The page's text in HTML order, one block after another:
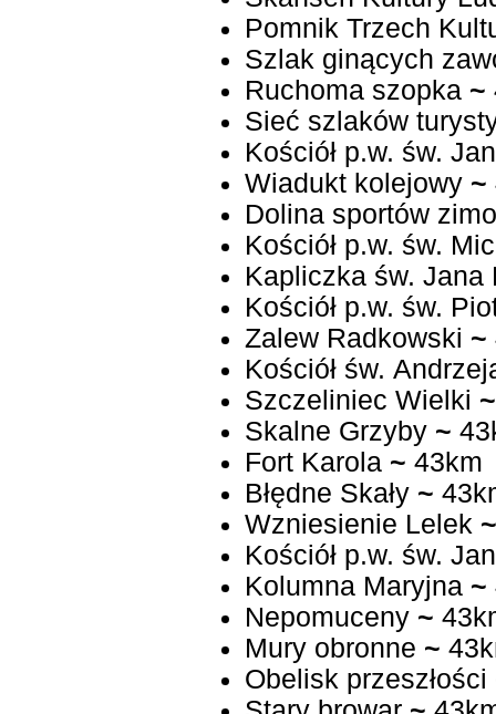
Pomnik Trzech
Szlak ginących
Ruchoma szopka ~
Sieć szlaków
Kościół p.w. św.
Wiadukt kolejowy ~
Dolina sportów
Kościół p.w. św.
Kapliczka św. Jana
Kościół p.w. św.
Zalew Radkowski ~
Kościół św.
Szczeliniec Wielki ~
Skalne Grzyby ~
Fort Karola ~ 43km
Błędne Skały ~
Wzniesienie Lelek ~
Kościół p.w. św.
Kolumna Maryjna ~
Nepomuceny ~
Mury obronne ~
Obelisk przeszłości